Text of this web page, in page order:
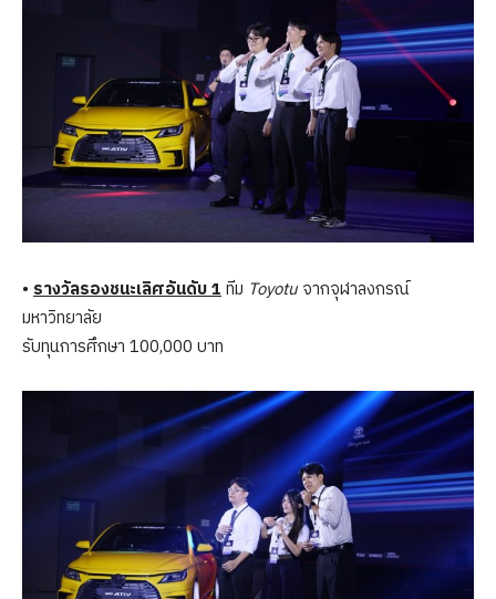
• รางวัลรองชนะเลิศอันดับ 1ทีม Toyotu จากจุฬาลงกรณ์
มหาวิทยาลัย
รับทุนการศึกษา 100,000 บาท